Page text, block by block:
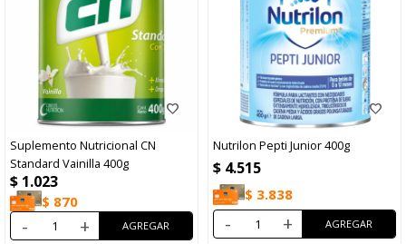
Suplemento Nutricional CN
Standard Vainilla 400g
$ 1.023
$ 870
- +
Nutrilon Pepti Junior 400g
$ 4.515
$ 3.838
- +